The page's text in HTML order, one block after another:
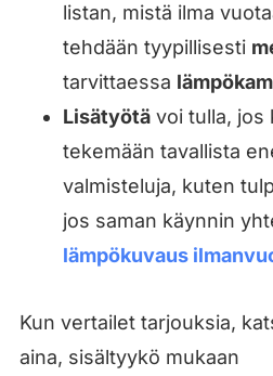
listan, mistä ilma
tehdään tyypillisesti
tarvittaessa
Lisätyötävoi tulla, jos
tekemään tavallista
valmisteluja, kuten
jos saman käynnin
lämpökuvaus
Kun vertailet tarjouksia,
aina, sisältyykö mukaan